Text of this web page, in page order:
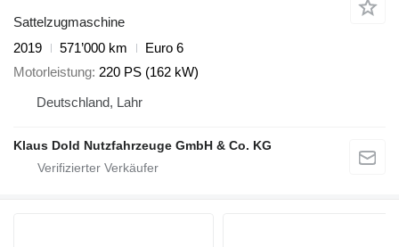
Sattelzugmaschine
2019
571’000 km
Euro 6
Motorleistung 220 PS (162 kW)
Deutschland, Lahr
Klaus Dold Nutzfahrzeuge GmbH & Co. KG